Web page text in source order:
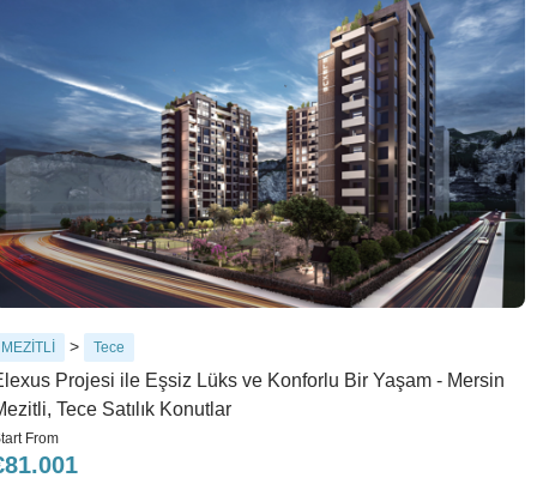
MEZİTLİ > Tece
Projesi ile Eşsiz Lüks ve Konforlu Bir Yaşam - Mersin
Tece Satılık Konutlar
From
81.001